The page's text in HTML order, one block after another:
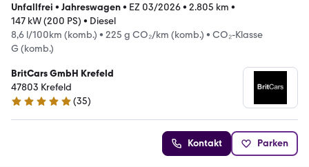
Unfallfrei • Jahreswagen• EZ 03/2026• 2.805 km •
147 kW (200 PS) • Diesel
8,6 l/100km (komb.) • 225 g CO₂/km (komb.) • CO₂-Klasse
G (komb.)
BritCars GmbH Krefeld
47803 Krefeld
4.8 Sterne
(35)
Kontakt Parken